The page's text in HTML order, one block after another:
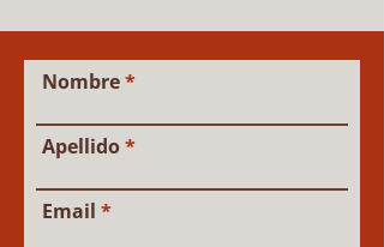
Nombre
Apellido
Email